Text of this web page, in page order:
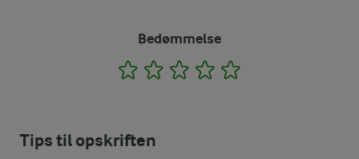
Bedømmelse
1 2 3 4
Tips til opskriften